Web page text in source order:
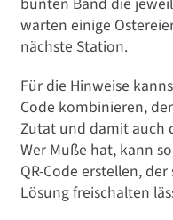
warten einige
nächste Station.
Für die Hinweise
Code kombinieren,
Zutat und damit auch
Wer Muße hat, kann
QR-Code erstellen,
Lösung freischalten